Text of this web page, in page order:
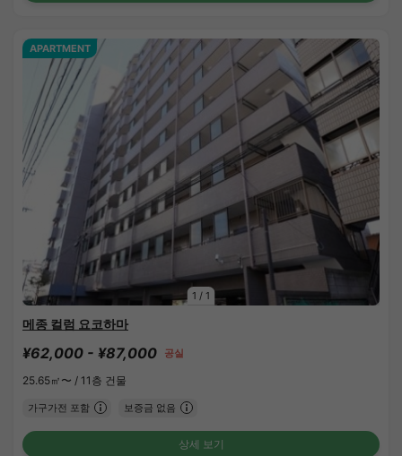
1 / 1
APARTMENT
메종 컬럼 요코하마
¥62,000 - ¥87,000 공실
25.65㎡〜 / 11층 건물
가구가전 포함 보증금 없음
상세 보기